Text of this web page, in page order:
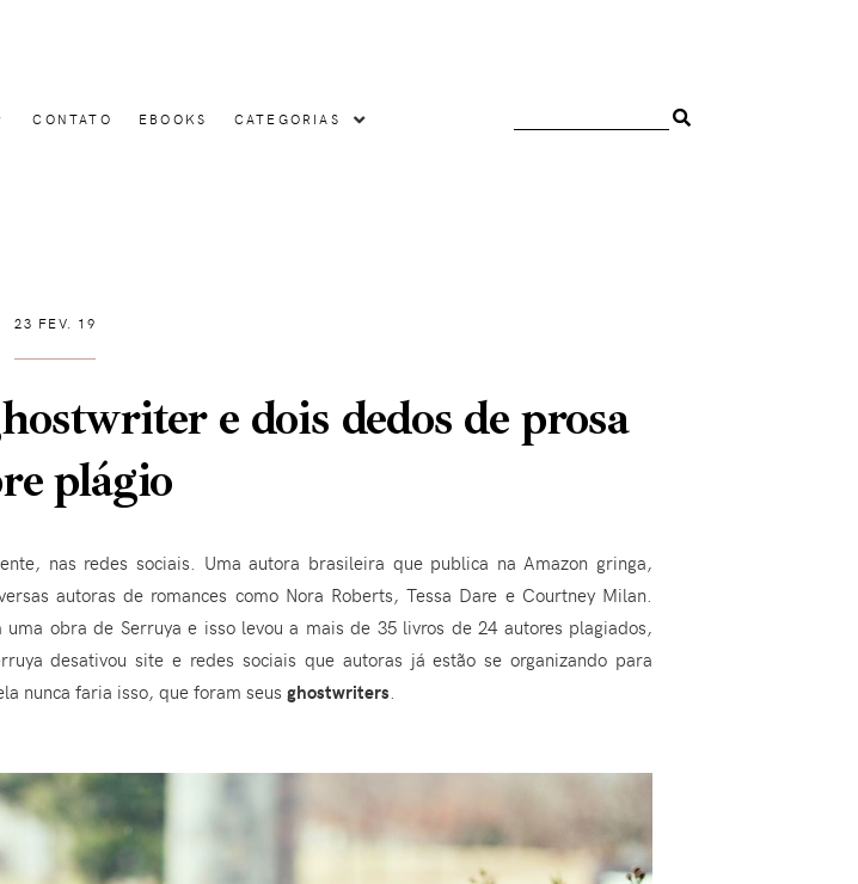
CONTATO EBOOKS CATEGORIAS
23 FEV. 19
e dois dedos de prosa
plágio
nas redes sociais. Uma autora brasileira que publica na Amazon gringa,
autoras de romances como Nora Roberts, Tessa Dare e Courtney Milan.
obra de Serruya e isso levou a mais de 35 livros de 24 autores plagiados,
desativou site e redes sociais que autoras já estão se organizando para
nunca faria isso, que foram seus ghostwriters